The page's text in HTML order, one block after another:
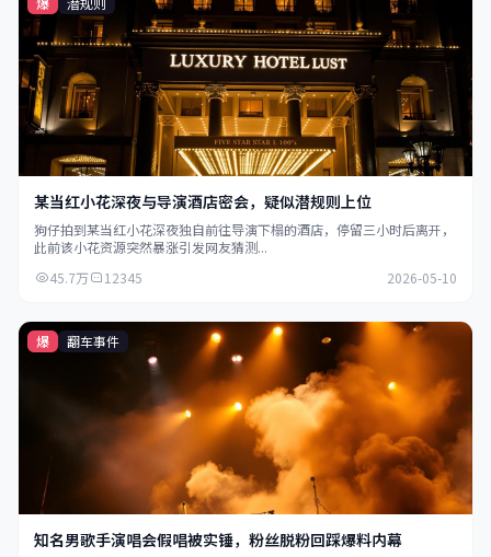
某当红小花深夜与导演酒店密会，疑似潜规则上位
狗仔拍到某当红小花深夜独自前往导演下榻的酒店，停留三小时后离开，
此前该小花资源突然暴涨引发网友猜测...
45.7万
12345 2026-05-10
爆 翻车事件
知名男歌手演唱会假唱被实锤，粉丝脱粉回踩爆料内幕